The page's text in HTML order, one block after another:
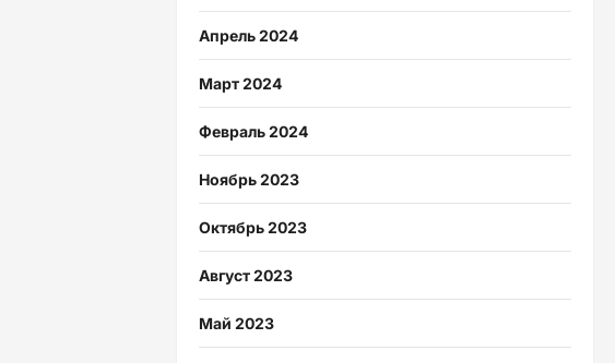
Апрель 2024
Март 2024
Февраль 2024
Ноябрь 2023
Октябрь 2023
Август 2023
Май 2023